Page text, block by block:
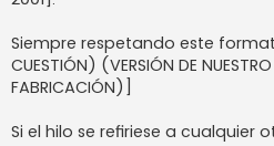
Siempre respetando este
CUESTIÓN) (VERSIÓN DE
FABRICACIÓN)]
Si el hilo se refiriese a cualquier